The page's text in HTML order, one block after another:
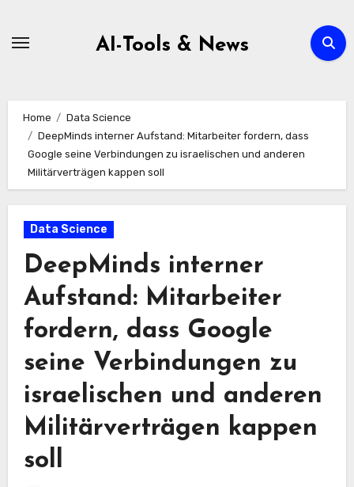
AI-Tools & News
Home
Data Science
DeepMinds interner Aufstand: Mitarbeiter fordern, dass
Google seine Verbindungen zu israelischen und anderen
Militärverträgen kappen soll
Data Science
DeepMinds interner
Aufstand: Mitarbeiter
fordern, dass Google
seine Verbindungen zu
israelischen und anderen
Militärverträgen kappen
soll